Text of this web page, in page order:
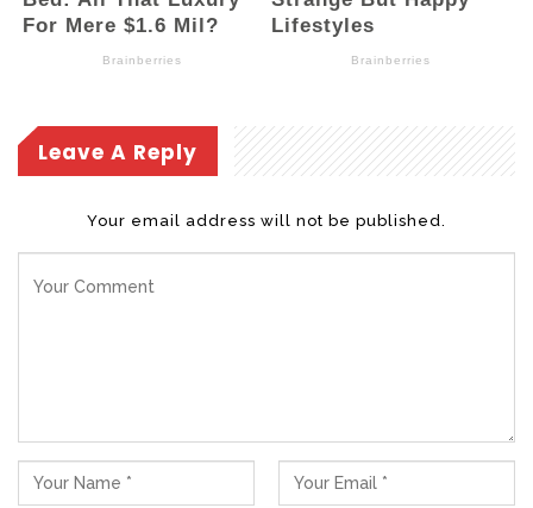
Leave A Reply
Your email address will not be published.